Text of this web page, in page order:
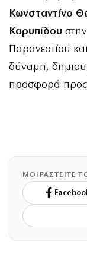
Κωνσταντίνο
Καρυπίδου
Παρανεστίου
δύναμη,
προσφορά
ΜΟΙΡΑΣΤΕΙΤΕ